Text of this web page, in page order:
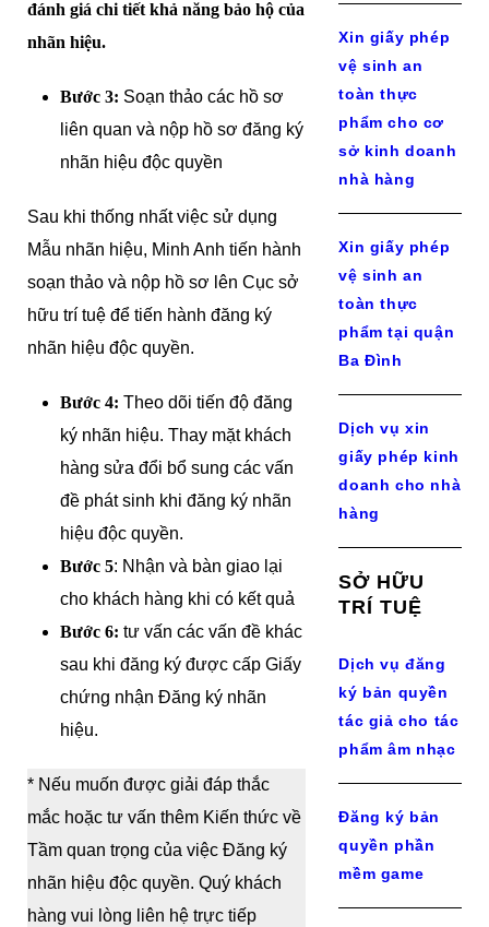
đánh giá chi tiết khả năng bảo hộ của
nhãn hiệu.
Bước 3: Soạn thảo các hồ sơ
liên quan và nộp hồ sơ đăng ký
nhãn hiệu độc quyền
Sau khi thống nhất việc sử dụng
Mẫu nhãn hiệu, Minh Anh tiến hành
soạn thảo và nộp hồ sơ lên Cục sở
hữu trí tuệ để tiến hành đăng ký
nhãn hiệu độc quyền.
Bước 4: Theo dõi tiến độ đăng
ký nhãn hiệu. Thay mặt khách
hàng sửa đổi bổ sung các vấn
đề phát sinh khi đăng ký nhãn
hiệu độc quyền.
Bước 5: Nhận và bàn giao lại
cho khách hàng khi có kết quả
Bước 6: tư vấn các vấn đề khác
sau khi đăng ký được cấp Giấy
chứng nhận Đăng ký nhãn
hiệu.
* Nếu muốn được giải đáp thắc
mắc hoặc tư vấn thêm Kiến thức về
Tầm quan trọng của việc Đăng ký
nhãn hiệu độc quyền. Quý khách
hàng vui lòng liên hệ trực tiếp
Xin giấy phép
vệ sinh an
toàn thực
phẩm cho cơ
sở kinh doanh
nhà hàng
Xin giấy phép
vệ sinh an
toàn thực
phẩm tại quận
Ba Đình
Dịch vụ xin
giấy phép kinh
doanh cho nhà
hàng
SỞ HỮU
TRÍ TUỆ
Dịch vụ đăng
ký bản quyền
tác giả cho tác
phẩm âm nhạc
Đăng ký bản
quyền phần
mềm game